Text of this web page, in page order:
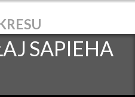
SAPIEHA